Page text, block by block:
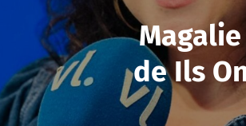
de Ils